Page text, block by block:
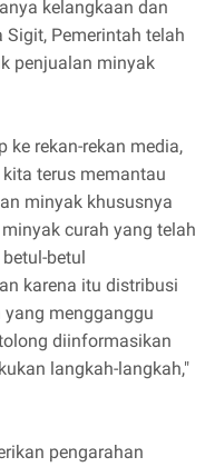
kelangkaan dan
Pemerintah telah
penjualan minyak
ke rekan-rekan media,
terus memantau
minyak khususnya
curah yang telah
betul
karena itu distribusi
mengganggu
diinformasikan
langkah-langkah,"
pengarahan